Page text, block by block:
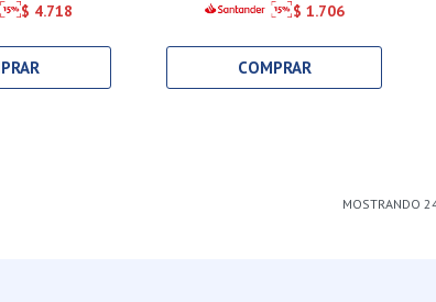
$ 4.718 $ 1.706
MOSTRANDO